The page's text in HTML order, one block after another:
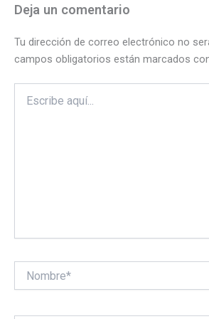
Deja un comentario
Tu dirección de correo electrónico no
campos obligatorios están marcados
aquí...